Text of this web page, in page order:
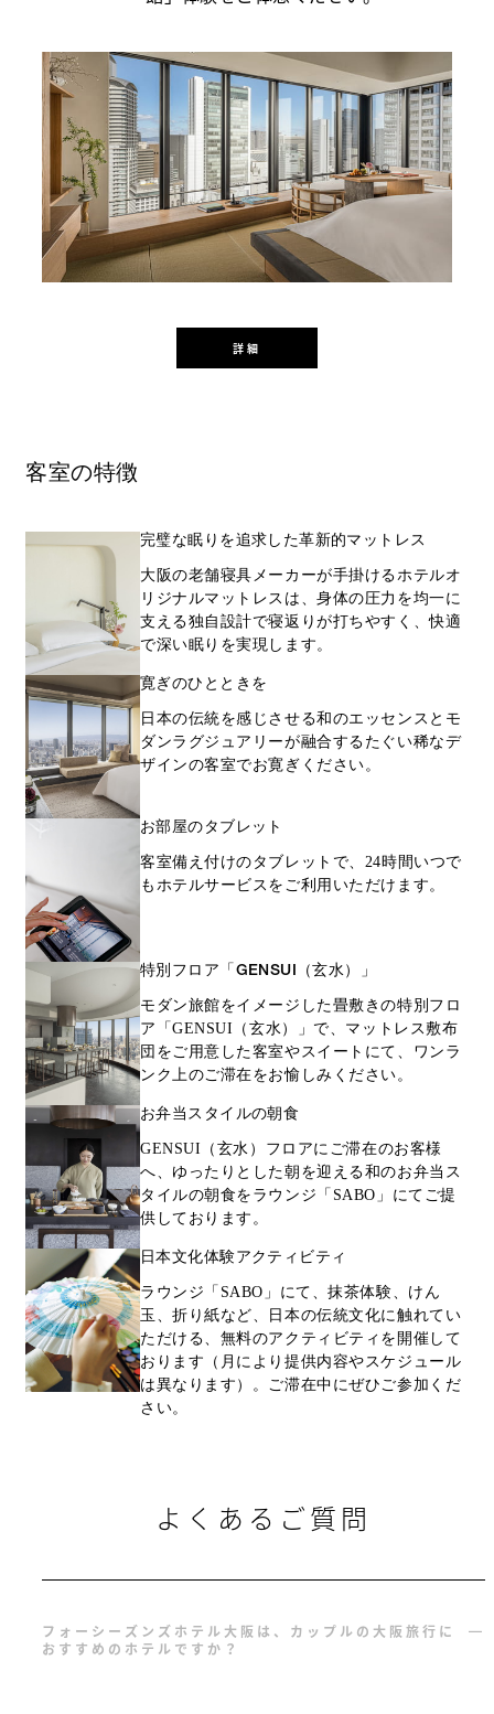
詳細
客室の特徴
完璧な眠りを追求した革新的マットレス
大阪の老舗寝具メーカーが手掛けるホテルオ
リジナルマットレスは、身体の圧力を均一に
支える独自設計で寝返りが打ちやすく、快適
で深い眠りを実現します。
寛ぎのひとときを
日本の伝統を感じさせる和のエッセンスとモ
ダンラグジュアリーが融合するたぐい稀なデ
ザインの客室でお寛ぎください。
お部屋のタブレット
客室備え付けのタブレットで、24時間いつで
もホテルサービスをご利用いただけます。
特別フロア「GENSUI（玄水）」
モダン旅館をイメージした畳敷きの特別フロ
ア「GENSUI（玄水）」で、マットレス敷布
団をご用意した客室やスイートにて、ワンラ
ンク上のご滞在をお愉しみください。
お弁当スタイルの朝食
GENSUI（玄水）フロアにご滞在のお客様
へ、ゆったりとした朝を迎える和のお弁当ス
タイルの朝食をラウンジ「SABO」にてご提
供しております。
日本文化体験アクティビティ
ラウンジ「SABO」にて、抹茶体験、けん
玉、折り紙など、日本の伝統文化に触れてい
ただける、無料のアクティビティを開催して
おります（月により提供内容やスケジュール
は異なります）。ご滞在中にぜひご参加くだ
さい。
よくあるご質問
フォーシーズンズホテル大阪は、カップルの大阪旅行に
おすすめのホテルですか？